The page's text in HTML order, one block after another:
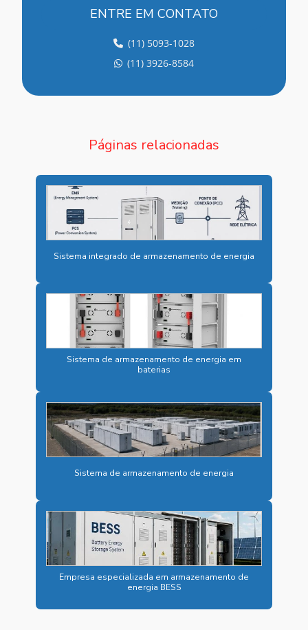
BATERIA SELADA PARA NOBREAK
BATERIAS PARA ARMAZENAMENTO DE ENERGIA
BATERIAS CHUMBO ÁCIDAS
BATERIAS CHUMBO ÁCIDAS ESTACIONÁRIAS
BATERIAS INDUSTRIAIS
BATERIAS INDUSTRIAIS PREÇO
BESS PARA ENERGIA SOLAR
BESS PARA INDÚSTRIAS
BESS PARA SUBESTAÇÕES DE ENERGIA
CARREGADOR 125VCC
CARREGADOR DE BATERIA INDUSTRIAL
CARREGADOR CAMINHÃO ELÉTRICO
CARREGADOR CARRO ELÉTRICO RÁPIDO
CARREGADOR ELÉTRICO RÁPIDO
CARREGADOR ELÉTRICO VEICULAR
CARREGADOR ÔNIBUS ELÉTRICO
CARREGADOR VEICULAR DC
CARREGADOR VEICULAR DC ONDE COMPRAR
ENTRE EM CONTATO
(11) 5093-1028
(11) 3926-8584
Páginas relacionadas
Sistema integrado de armazenamento de energia
Sistema de armazenamento de energia em
baterias
Sistema de armazenamento de energia
Empresa especializada em armazenamento de
energia BESS